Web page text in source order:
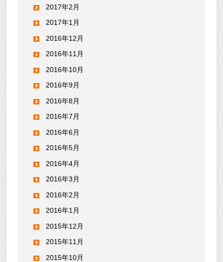
2017年2月
2017年1月
2016年12月
2016年11月
2016年10月
2016年9月
2016年8月
2016年7月
2016年6月
2016年5月
2016年4月
2016年3月
2016年2月
2016年1月
2015年12月
2015年11月
2015年10月